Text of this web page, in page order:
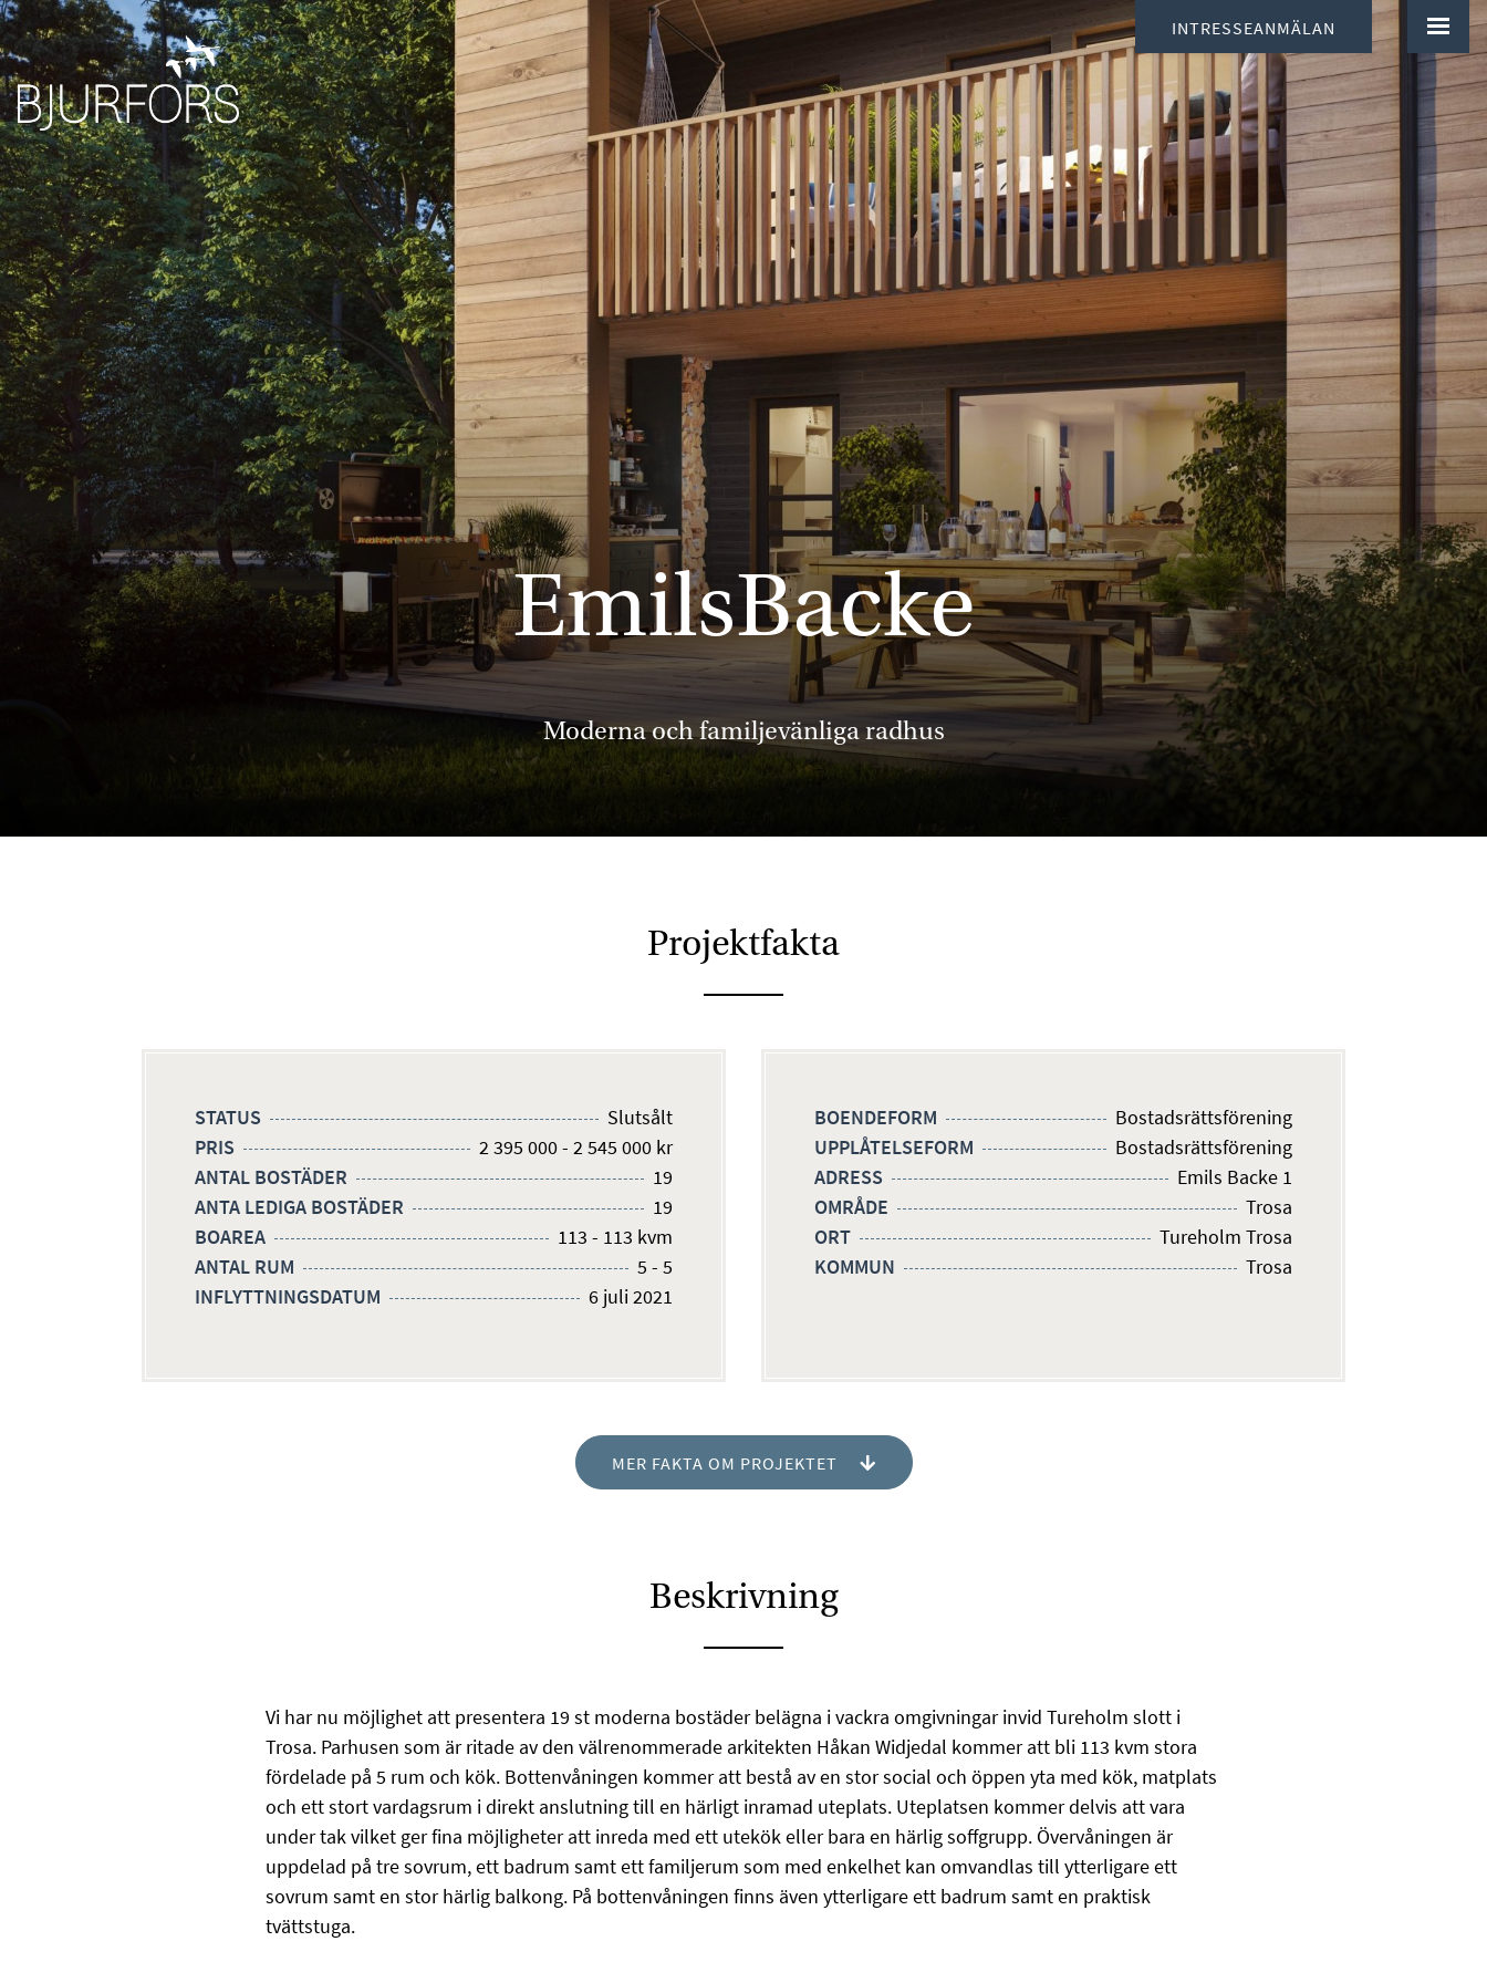
INTRESSEANMÄLAN
EmilsBacke
Moderna och familjevänliga radhus
Projektfakta
STATUS
Slutsålt
PRIS
2 395 000 - 2 545 000 kr
ANTAL BOSTÄDER
19
ANTA LEDIGA BOSTÄDER
19
BOAREA
113 - 113 kvm
ANTAL RUM
5 - 5
INFLYTTNINGSDATUM
6 juli 2021
BOENDEFORM
Bostadsrättsförening
UPPLÅTELSEFORM
Bostadsrättsförening
ADRESS
Emils Backe 1
OMRÅDE
Trosa
ORT
Tureholm Trosa
KOMMUN
Trosa
MER FAKTA OM PROJEKTET
Beskrivning
Vi har nu möjlighet att presentera 19 st moderna bostäder belägna i vackra omgivningar invid Tureholm slott i
Trosa. Parhusen som är ritade av den välrenommerade arkitekten Håkan Widjedal kommer att bli 113 kvm stora
fördelade på 5 rum och kök. Bottenvåningen kommer att bestå av en stor social och öppen yta med kök, matplats
och ett stort vardagsrum i direkt anslutning till en härligt inramad uteplats. Uteplatsen kommer delvis att vara
under tak vilket ger fina möjligheter att inreda med ett utekök eller bara en härlig soffgrupp. Övervåningen är
uppdelad på tre sovrum, ett badrum samt ett familjerum som med enkelhet kan omvandlas till ytterligare ett
sovrum samt en stor härlig balkong. På bottenvåningen finns även ytterligare ett badrum samt en praktisk
tvättstuga.